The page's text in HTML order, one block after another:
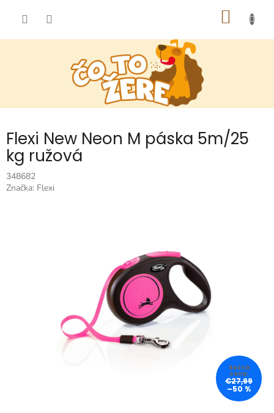
Flexi New Neon M páska 5m/25
kg ružová
348682
Značka: Flexi
€27,99
–50 %